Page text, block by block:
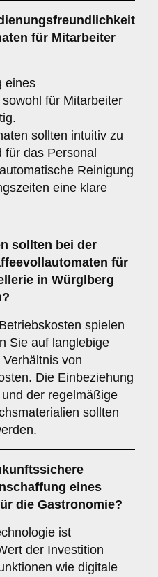
für Mitarbeiter
eines
für Mitarbeiter
sollten intuitiv zu
für das Personal
Reinigung
eine klare
sollten bei der
für
in Würglberg
spielen
Sie auf langlebige
von
Die Einbeziehung
der regelmäßige
sollten
eines
die Gastronomie?
ist
der Investition
wie digitale